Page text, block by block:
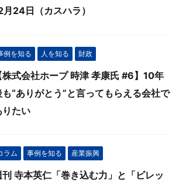
月24日（カスハラ）
例を知る 人を知る 財政
株式会社ホープ 時津 孝康氏 #6】10年
も“ありがとう”と言ってもらえる会社で
りたい
ラム 事例を知る 産業振興
刊 寺本英仁「巻き込む力」と「ビレッ